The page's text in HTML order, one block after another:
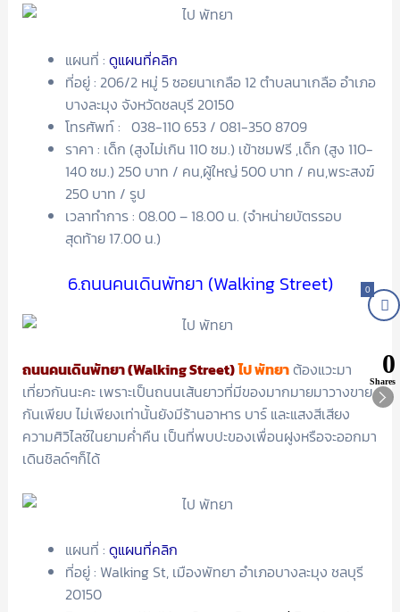
แผนที่ : ดูแผนที่คลิก
ที่อยู่ : 206/2 หมู่ 5 ซอยนาเกลือ 12 ตำบลนาเกลือ อำเภอ
บางละมุง จังหวัดชลบุรี 20150
โทรศัพท์ : 038-110 653 / 081-350 8709
ราคา : เด็ก (สูงไม่เกิน 110 ซม.) เข้าชมฟรี ,เด็ก (สูง 110-
140 ซม.) 250 บาท / คน,ผู้ใหญ่ 500 บาท / คน,พระสงฆ์
250 บาท / รูป
เวลาทำการ : 08.00 – 18.00 น. (จำหน่ายบัตรรอบ
สุดท้าย 17.00 น.)
6.ถนนคนเดินพัทยา (Walking Street)
ถนนคนเดินพัทยา (Walking Street)ไป พัทยาต้องแวะมา
เที่ยวกันนะคะ เพราะเป็นถนนเส้นยาวที่มีของมากมายมาวางขาย
กันเพียบ ไม่เพียงเท่านั้นยังมีร้านอาหาร บาร์ และแสงสีเสียง
ความศิวิไลซ์ในยามค่ำคืน เป็นที่พบปะของเพื่อนฝูงหรือจะออกมา
เดินชิลด์ๆก็ได้
แผนที่ : ดูแผนที่คลิก
ที่อยู่ : Walking St, เมืองพัทยา อำเภอบางละมุง ชลบุรี
20150
0
0
Shares